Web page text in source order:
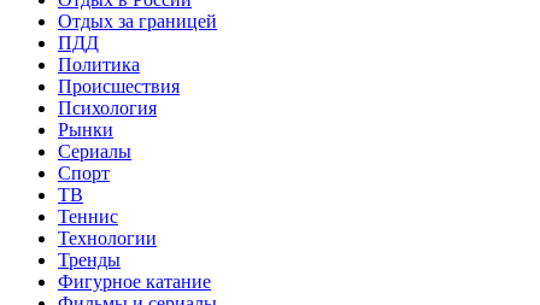
Отдых за границей
ПДД
Политика
Происшествия
Психология
Рынки
Сериалы
Спорт
ТВ
Теннис
Технологии
Тренды
Фигурное катание